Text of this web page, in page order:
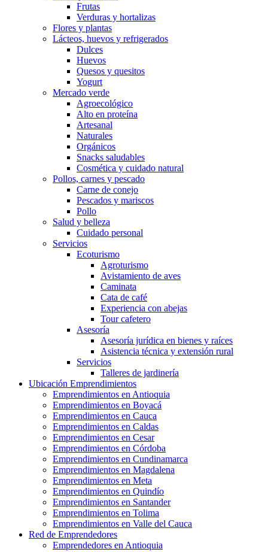
Frutas
Verduras y hortalizas
Flores y plantas
Lácteos, huevos y refrigerados
Dulces
Huevos
Quesos y quesitos
Yogurt
Mercado verde
Agroecológico
Alto en proteína
Artesanal
Naturales
Orgánicos
Snacks saludables
Cosmética y cuidado natural
Pollos, carnes y pescado
Carne de conejo
Pescados y mariscos
Pollo
Salud y belleza
Cuidado personal
Servicios
Ecoturismo
Agroturismo
Avistamiento de aves
Caminata
Cata de café
Experiencia con abejas
Tour cafetero
Asesoría
Asesoría jurídica en bienes y raíces
Asistencia técnica y extensión rural
Servicios
Talleres de jardinería
Ubicación Emprendimientos
Emprendimientos en Antioquia
Emprendimientos en Boyacá
Emprendimientos en Cauca
Emprendimientos en Caldas
Emprendimientos en Cesar
Emprendimientos en Córdoba
Emprendimientos en Cundinamarca
Emprendimientos en Magdalena
Emprendimientos en Meta
Emprendimientos en Quindío
Emprendimientos en Santander
Emprendimientos en Tolima
Emprendimientos en Valle del Cauca
Red de Emprendedores
Emprendedores en Antioquia